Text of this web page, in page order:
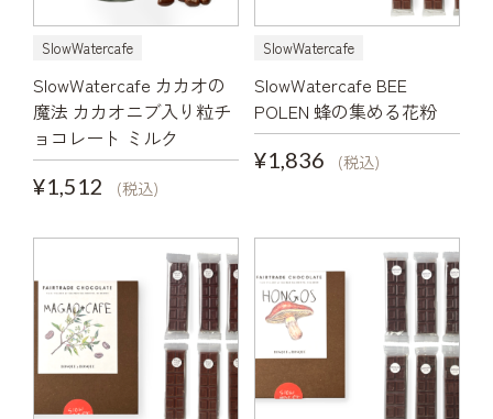
SlowWatercafe
SlowWatercafe カカオの
魔法 カカオニブ入り粒チ
ョコレート ミルク
¥1,512
(税込)
SlowWatercafe
SlowWatercafe BEE
POLEN 蜂の集める花粉
¥1,836
(税込)